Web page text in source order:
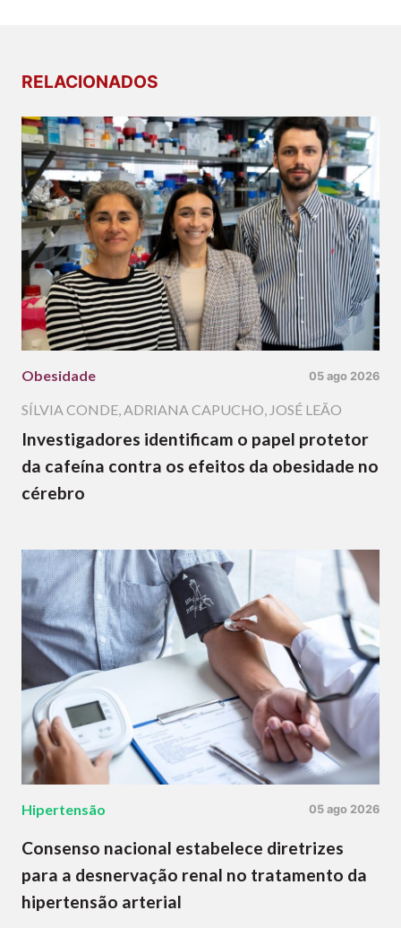
RELACIONADOS
Obesidade 05 ago 2026
SÍLVIA CONDE,ADRIANA CAPUCHO, JOSÉ LEÃO
Investigadores identificam o papel protetor
da cafeína contra os efeitos da obesidade no
cérebro
Hipertensão 05 ago 2026
Consenso nacional estabelece diretrizes
para a desnervação renal no tratamento da
hipertensão arterial